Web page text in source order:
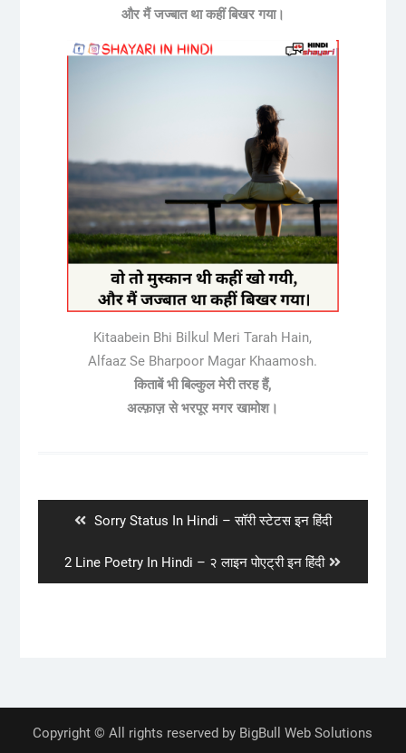
और मैं जज्बात था कहीं बिखर गया।
Kitaabein Bhi Bilkul Meri Tarah Hain,
Alfaaz Se Bharpoor Magar Khaamosh.
किताबें भी बिल्कुल मेरी तरह हैं,
अल्फ़ाज़ से भरपूर मगर खामोश।
Previous
Sorry Status In Hindi – सॉरी स्टेटस इन हिंदी
Next
post:
2 Line Poetry In Hindi – २ लाइन पोएट्री इन हिंदी
Copyright © All rights reserved by BigBull Web Solutions